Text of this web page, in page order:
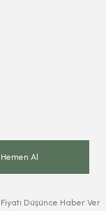
Hemen Al
Fiyatı Düşünce Haber Ver